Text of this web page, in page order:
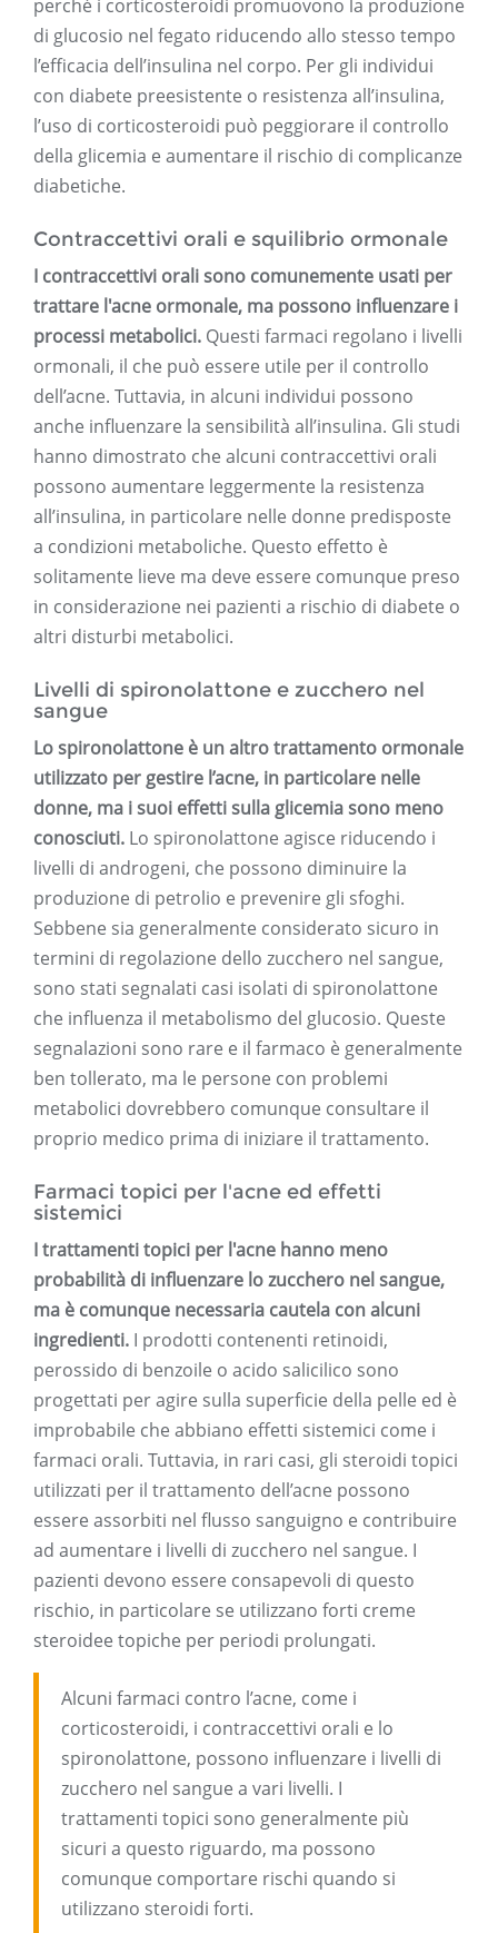
perché i corticosteroidi promuovono la produzione
di glucosio nel fegato riducendo allo stesso tempo
l’efficacia dell’insulina nel corpo. Per gli individui
con diabete preesistente o resistenza all’insulina,
l’uso di corticosteroidi può peggiorare il controllo
della glicemia e aumentare il rischio di complicanze
diabetiche.
Contraccettivi orali e squilibrio ormonale
I contraccettivi orali sono comunemente usati per
trattare l'acne ormonale, ma possono influenzare i
processi metabolici. Questi farmaci regolano i livelli
ormonali, il che può essere utile per il controllo
dell’acne. Tuttavia, in alcuni individui possono
anche influenzare la sensibilità all’insulina. Gli studi
hanno dimostrato che alcuni contraccettivi orali
possono aumentare leggermente la resistenza
all’insulina, in particolare nelle donne predisposte
a condizioni metaboliche. Questo effetto è
solitamente lieve ma deve essere comunque preso
in considerazione nei pazienti a rischio di diabete o
altri disturbi metabolici.
Livelli di spironolattone e zucchero nel
sangue
Lo spironolattone è un altro trattamento ormonale
utilizzato per gestire l’acne, in particolare nelle
donne, ma i suoi effetti sulla glicemia sono meno
conosciuti. Lo spironolattone agisce riducendo i
livelli di androgeni, che possono diminuire la
produzione di petrolio e prevenire gli sfoghi.
Sebbene sia generalmente considerato sicuro in
termini di regolazione dello zucchero nel sangue,
sono stati segnalati casi isolati di spironolattone
che influenza il metabolismo del glucosio. Queste
segnalazioni sono rare e il farmaco è generalmente
ben tollerato, ma le persone con problemi
metabolici dovrebbero comunque consultare il
proprio medico prima di iniziare il trattamento.
Farmaci topici per l'acne ed effetti
sistemici
I trattamenti topici per l'acne hanno meno
probabilità di influenzare lo zucchero nel sangue,
ma è comunque necessaria cautela con alcuni
ingredienti. I prodotti contenenti retinoidi,
perossido di benzoile o acido salicilico sono
progettati per agire sulla superficie della pelle ed è
improbabile che abbiano effetti sistemici come i
farmaci orali. Tuttavia, in rari casi, gli steroidi topici
utilizzati per il trattamento dell’acne possono
essere assorbiti nel flusso sanguigno e contribuire
ad aumentare i livelli di zucchero nel sangue. I
pazienti devono essere consapevoli di questo
rischio, in particolare se utilizzano forti creme
steroidee topiche per periodi prolungati.
Alcuni farmaci contro l’acne, come i
corticosteroidi, i contraccettivi orali e lo
spironolattone, possono influenzare i livelli di
zucchero nel sangue a vari livelli. I
trattamenti topici sono generalmente più
sicuri a questo riguardo, ma possono
comunque comportare rischi quando si
utilizzano steroidi forti.